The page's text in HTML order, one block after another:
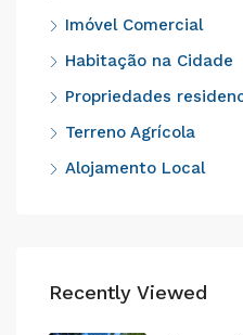
Imóvel Comercial
Habitação na Cidade
Propriedades
Terreno Agrícola
Alojamento Local
Recently Viewed